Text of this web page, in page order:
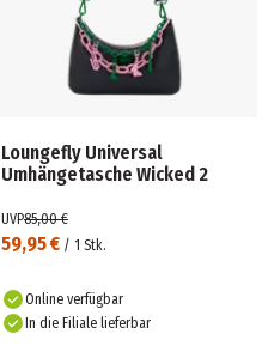
Loungefly Universal
Umhängetasche Wicked 2
59,95 € / 1 Stk.
UVP85,00 €
Online verfügbar
In die Filiale lieferbar